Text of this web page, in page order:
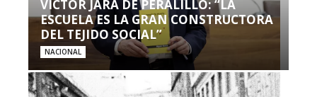
VÍCTOR JARA DE PERALILLO: “LA
ESCUELA ES LA GRAN CONSTRUCTORA
DEL TEJIDO SOCIAL”
NACIONAL